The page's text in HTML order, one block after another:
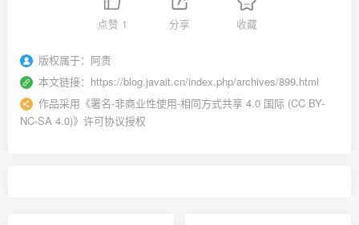
点赞 1 分享 收藏
版权属于： 阿贵
本文链接： https://blog.javait.cn/index.php/archives/899.html
作品采用 《署名-非商业性使用-相同方式共享 4.0 国际 (CC BY-
NC-SA 4.0)》许可协议授权